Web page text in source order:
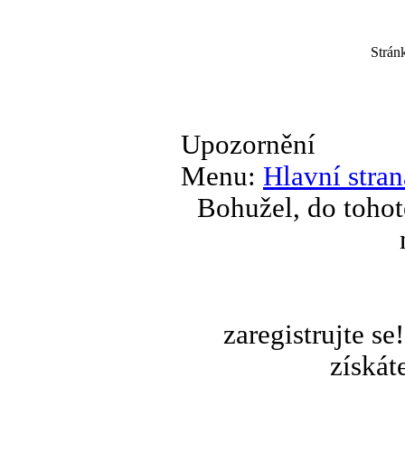
Upozornění
Menu: Hlavní
Bohužel, do
zaregistrujte